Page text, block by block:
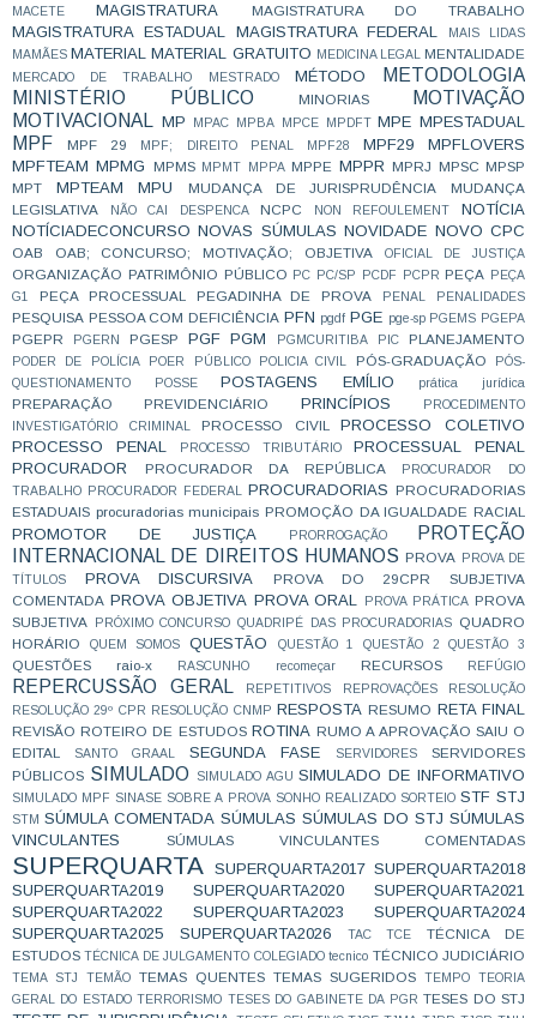
MACETE MAGISTRATURA MAGISTRATURA DO TRABALHO
MAGISTRATURA ESTADUAL MAGISTRATURA FEDERAL
MAIS LIDAS
MAMÃES MATERIAL MATERIAL GRATUITO MEDICINA LEGAL MENTALIDADE
MERCADO DE TRABALHO MESTRADO MÉTODO
METODOLOGIA
MINISTÉRIO PÚBLICO
MINORIAS
MOTIVAÇÃO
MOTIVACIONAL
MP MPAC MPBA MPCE MPDFT MPE MPESTADUAL
MPF MPF 29 MPF; DIREITO PENAL MPF28 MPF29
MPFLOVERS
MPFTEAM MPMG MPMS MPMT MPPA MPPE MPPR MPRJ MPSC MPSP
MPT
MPTEAM MPU MUDANÇA DE JURISPRUDÊNCIA
MUDANÇA
LEGISLATIVA
NÃO CAI DESPENCA NCPC NON REFOULEMENT
NOTÍCIA
NOTÍCIADECONCURSO NOVAS SÚMULAS NOVIDADE NOVO CPC
OAB OAB; CONCURSO; MOTIVAÇÃO; OBJETIVA OFICIAL DE JUSTIÇA
ORGANIZAÇÃO PATRIMÔNIO PÚBLICO PC PC/SP PCDF PCPR PEÇA
PEÇA
G1
PEÇA PROCESSUAL PEGADINHA DE PROVA PENAL PENALIDADES
PESQUISA PESSOA COM DEFICIÊNCIA PFN pgdf PGE pge-sp PGEMS PGEPA
PGEPR PGERN PGESP PGF PGM PGMCURITIBA PIC PLANEJAMENTO
PODER DE POLÍCIA POER PÚBLICO POLICIA CIVIL PÓS-GRADUAÇÃO
PÓS-
QUESTIONAMENTO
POSSE POSTAGENS EMÍLIO prática jurídica
PREPARAÇÃO PREVIDENCIÁRIO PRINCÍPIOS
PROCEDIMENTO
INVESTIGATÓRIO CRIMINAL
PROCESSO CIVIL
PROCESSO COLETIVO
PROCESSO PENAL
PROCESSO TRIBUTÁRIO
PROCESSUAL PENAL
PROCURADOR
PROCURADOR DA REPÚBLICA
PROCURADOR DO
TRABALHO
PROCURADOR FEDERAL PROCURADORIAS PROCURADORIAS
ESTADUAIS procuradorias municipais PROMOÇÃO DA IGUALDADE RACIAL
PROMOTOR DE JUSTIÇA PRORROGAÇÃO
PROTEÇÃO
INTERNACIONAL DE DIREITOS HUMANOS PROVA
PROVA DE
TÍTULOS
PROVA DISCURSIVA
PROVA DO 29CPR SUBJETIVA
COMENTADA PROVA OBJETIVA PROVA ORAL PROVA PRÁTICA PROVA
SUBJETIVA
PRÓXIMO CONCURSO QUADRIPÉ DAS PROCURADORIAS
QUADRO
HORÁRIO
QUEM SOMOS QUESTÃO QUESTÃO 1 QUESTÃO 2 QUESTÃO 3
QUESTÕES raio-x RASCUNHO recomeçar RECURSOS REFÚGIO
REPERCUSSÃO GERAL REPETITIVOS REPROVAÇÕES
RESOLUÇÃO
RESOLUÇÃO 29º CPR
RESOLUÇÃO CNMP RESPOSTA RESUMO RETA FINAL
REVISÃO ROTEIRO DE ESTUDOS ROTINA RUMO A APROVAÇÃO SAIU O
EDITAL
SANTO GRAAL SEGUNDA FASE SERVIDORES
SERVIDORES
PÚBLICOS SIMULADO SIMULADO AGU SIMULADO DE INFORMATIVO
SIMULADO MPF SINASE SOBRE A PROVA SONHO REALIZADO SORTEIO STF STJ
STM SÚMULA COMENTADA SÚMULAS SÚMULAS DO STJ SÚMULAS
VINCULANTES
SÚMULAS VINCULANTES COMENTADAS
SUPERQUARTA SUPERQUARTA2017 SUPERQUARTA2018
SUPERQUARTA2019
SUPERQUARTA2020
SUPERQUARTA2021
SUPERQUARTA2022
SUPERQUARTA2023
SUPERQUARTA2024
SUPERQUARTA2025
SUPERQUARTA2026 TAC TCE
TÉCNICA DE
ESTUDOS TÉCNICA DE JULGAMENTO COLEGIADO tecnico TÉCNICO JUDICIÁRIO
TEMA STJ TEMÃO TEMAS QUENTES TEMAS SUGERIDOS TEMPO
TEORIA
GERAL DO ESTADO TERRORISMO TESES DO GABINETE DA PGR TESES DO STJ